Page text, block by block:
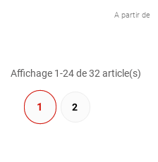
A partir de
Affichage 1-24 de 32 article(s)
1 2